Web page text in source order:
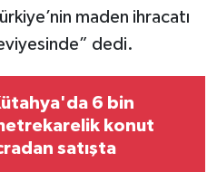
maden ihracatı
dedi.
6 bin
konut
satışta